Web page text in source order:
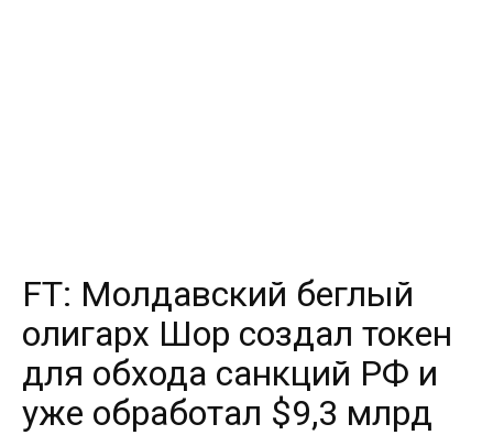
FT: Молдавский беглый
олигарх Шор создал токен
для обхода санкций РФ и
уже обработал $9,3 млрд